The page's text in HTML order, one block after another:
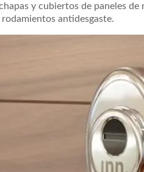
y cubiertos de paneles
antidesgaste.